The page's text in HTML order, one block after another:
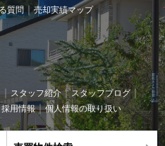
質問 売却実績マップ
スタッフ紹介
スタッフブログ
採用情報 個人情報の取り扱い